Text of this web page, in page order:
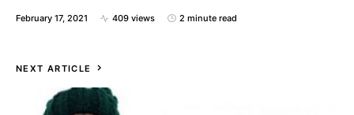
February 17, 2021 409 views 2 minute read
NEXT ARTICLE